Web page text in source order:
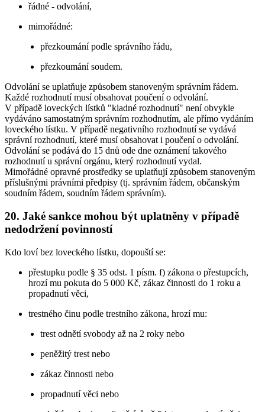
řádné - odvolání,
mimořádné:
přezkoumání podle správního řádu,
přezkoumání soudem.
Odvolání se uplatňuje způsobem stanoveným správním řádem.
Každé rozhodnutí musí obsahovat poučení o odvolání.
V případě loveckých lístků "kladné rozhodnutí" není obvykle
vydáváno samostatným správním rozhodnutím, ale přímo vydáním
loveckého lístku. V případě negativního rozhodnutí se vydává
správní rozhodnutí, které musí obsahovat i poučení o odvolání.
Odvolání se podává do 15 dnů ode dne oznámení takového
rozhodnutí u správní orgánu, který rozhodnutí vydal.
Mimořádné opravné prostředky se uplatňují způsobem stanoveným
příslušnými právními předpisy (tj. správním řádem, občanským
soudním řádem, soudním řádem správním).
20. Jaké sankce mohou být uplatněny v případě
nedodržení povinností
Kdo loví bez loveckého lístku, dopouští se:
přestupku podle § 35 odst. 1 písm. f) zákona o přestupcích,
hrozí mu pokuta do 5 000 Kč, zákaz činnosti do 1 roku a
propadnutí věci,
trestného činu podle trestního zákona, hrozí mu:
trest odnětí svobody až na 2 roky nebo
peněžitý trest nebo
zákaz činnosti nebo
propadnutí věci nebo